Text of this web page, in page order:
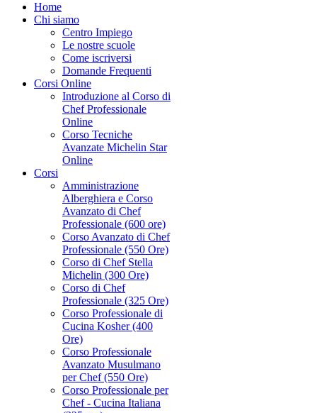
Home
Chi siamo
Centro Impiego
Le nostre scuole
Come iscriversi
Domande Frequenti
Corsi Online
Introduzione al Corso di
Chef Professionale
Online
Corso Tecniche
Avanzate Michelin Star
Online
Corsi
Amministrazione
Alberghiera e Corso
Avanzato di Chef
Professionale (600 ore)
Corso Avanzato di Chef
Professionale (550 Ore)
Corso di Chef Stella
Michelin (300 Ore)
Corso di Chef
Professionale (325 Ore)
Corso Professionale di
Cucina Kosher (400
Ore)
Corso Professionale
Avanzato Musulmano
per Chef (550 Ore)
Corso Professionale per
Chef - Cucina Italiana